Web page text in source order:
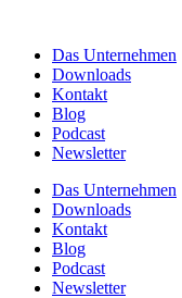
springenDas Unternehmen
Downloads
Kontakt
Blog
Podcast
Newsletter
Das Unternehmen
Downloads
Kontakt
Blog
Podcast
Newsletter